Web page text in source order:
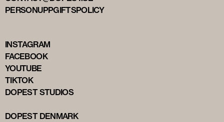
PERSONUPPGIFTSPOLICY
INSTAGRAM
FACEBOOK
YOUTUBE
TIKTOK
DOPEST STUDIOS
DOPEST DENMARK